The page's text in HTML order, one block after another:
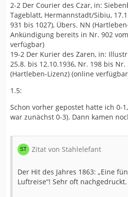
2-2 Der Courier des Czar, in:
Tageblatt, Hermannstadt/Sibiu,
931 bis 1027), Übers. NN
Ankündigung bereits in Nr. 902
verfügbar)
19-2 Der Kurier des Zaren, in:
25.8. bis 12.10.1936, Nr. 198 bis Nr.
(Hartleben-Lizenz) (online
1.5:
Schon vorher gepostet hatte ich 0-
war zunächst 0-3). Dann kamen
Zitat von Stahlelefant
Der Hit des Jahres 1863: „Eine
Luftreise“! Sehr oft nachgedruckt.